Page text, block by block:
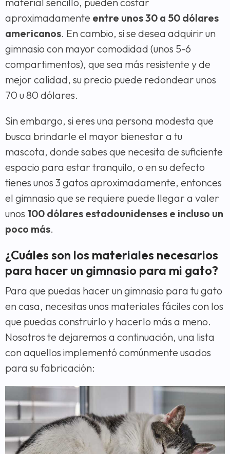
aproximadamente entre unos 30 a 50 dólares
americanos. En cambio, si se desea adquirir un
gimnasio con mayor comodidad (unos 5-6
compartimentos), que sea más resistente y de
mejor calidad, su precio puede redondear unos
70 u 80 dólares.
Sin embargo, si eres una persona modesta que
busca brindarle el mayor bienestar a tu
mascota, donde sabes que necesita de suficiente
espacio para estar tranquilo, o en su defecto
tienes unos 3 gatos aproximadamente, entonces
el gimnasio que se requiere puede llegar a valer
unos 100 dólares estadounidenses e incluso un
poco más.
¿Cuáles son los materiales necesarios
para hacer un gimnasio para mi gato?
Para que puedas hacer un gimnasio para tu gato
en casa, necesitas unos materiales fáciles con los
que puedas construirlo y hacerlo más a meno.
Nosotros te dejaremos a continuación, una lista
con aquellos implementó comúnmente usados
para su fabricación: